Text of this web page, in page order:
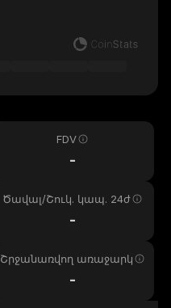
FDV
-
Ծավալ/Շուկ. կապ. 24ժ
-
Շրջանառվող առաջարկ
-